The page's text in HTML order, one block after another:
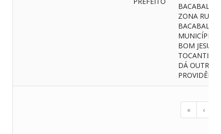
ZONA
MUNICÍPIO
BOM JESUS
DÁ OUTRAS
« ‹